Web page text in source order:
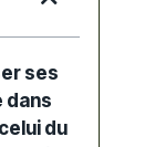
ses
dans
du